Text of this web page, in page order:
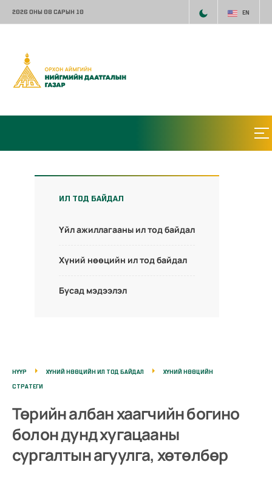
2026 ОНЫ 08 САРЫН 10 EN
ИЛ ТОД БАЙДАЛ
Үйл ажиллагааны ил тод байдал
Хүний нөөцийн ил тод байдал
Бусад мэдээлэл
НҮҮР ХҮНИЙ НӨӨЦИЙН ИЛ ТОД БАЙДАЛ
ХҮНИЙ НӨӨЦИЙН
СТРАТЕГИ
Төрийн албан хаагчийн богино
болон дунд хугацааны
сургалтын агуулга, хөтөлбөр